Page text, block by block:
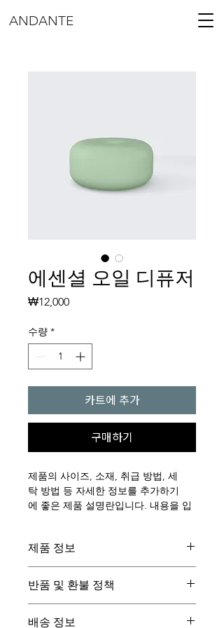
ANDANTE
에센셜 오일 디퓨저
₩12,000가
수량 *
카트에 추가
구매하기
제품의 사이즈, 소재, 취급 방법, 세
탁 방법 등 자세한 정보를 추가하기
에 좋은 제품 설명란입니다. 내용을 입
제품 정보
있는 공간입니다. 사이즈, 소재, 취
급 및 세탁 방법 등을 안내하고, 제품만
의 특징 또는 고객에게 어떤 도움이 되
반품 및 환불 정책
을 경우 어떻게 해야 하는지 안내하는
배송 정보